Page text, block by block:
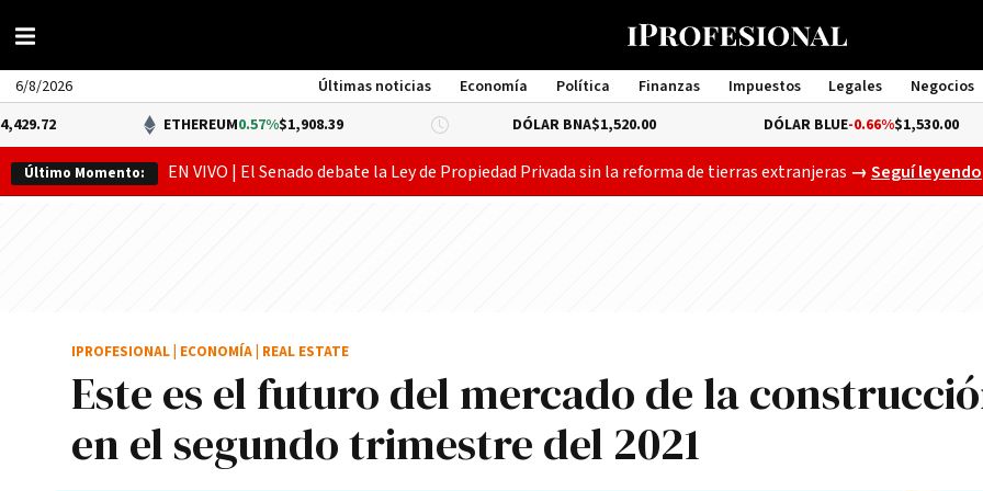
6/8/2026 Últimas noticias Economía Política Finanzas Impuestos Legales Negocios
Management
ETHEREUM0.57%$1,908.39 DÓLAR BNA $1,520.00 -0.66%$1,530.00
Último Momento: EN VIVO | El Senado debate la Ley de Propiedad Privada sin la reforma de tierras extranjeras Gobierno
→Seguí leyendo
Este es el futuro del mercado de la
en el segundo trimestre del 2021
IPROFESIONAL ECONOMÍA REAL ESTATE